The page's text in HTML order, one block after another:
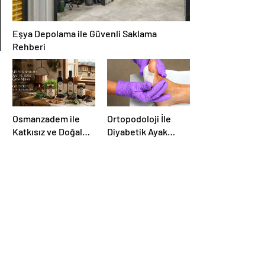
Eşya Depolama ile Güvenli Saklama
Rehberi
Osmanzadem ile
Katkısız ve Doğal
Ortopodoloji İle
Diyabetik Ayak